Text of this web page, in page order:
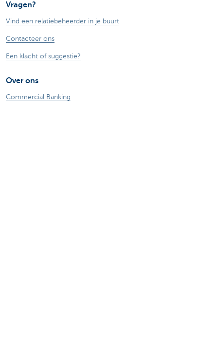
Vragen?
Vind een relatiebeheerder in je buurt
Contacteer ons
Een klacht of suggestie?
Over ons
Commercial Banking